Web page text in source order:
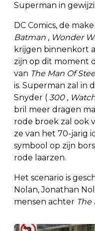
Superman in
DC Comics, de
Batman , Wonder
krijgen binnenkort
zijn op dit moment
van The Man Of
is. Superman zal in
Snyder ( 300,
bril meer dragen
rode broek zal ook
ze van het 70-jarig
symbool op zijn
rode laarzen.
Het scenario is
Nolan, Jonathan
mensen achter The